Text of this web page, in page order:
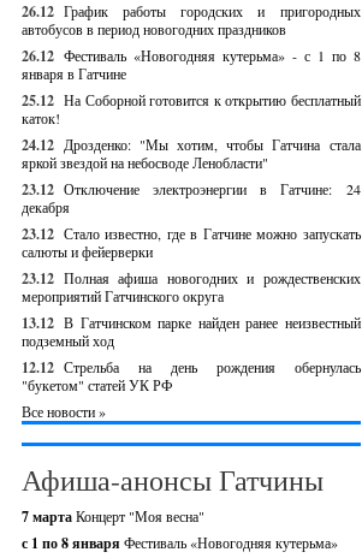
26.12 График работы городских и пригородных
автобусов в период новогодних праздников
26.12 Фестиваль «Новогодняя кутерьма» - с 1 по 8
января в Гатчине
25.12 На Соборной готовится к открытию бесплатный
каток!
24.12 Дрозденко: "Мы хотим, чтобы Гатчина стала
яркой звездой на небосводе Ленобласти"
23.12 Отключение электроэнергии в Гатчине: 24
декабря
23.12 Стало известно, где в Гатчине можно запускать
салюты и фейерверки
23.12 Полная афиша новогодних и рождественских
мероприятий Гатчинского округа
13.12 В Гатчинском парке найден ранее неизвестный
подземный ход
12.12 Стрельба на день рождения обернулась
"букетом" статей УК РФ
Все новости »
Афиша-анонсы Гатчины
7 мартаКонцерт "Моя весна"
с 1 по 8 января Фестиваль «Новогодняя кутерьма»